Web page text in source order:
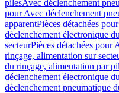
pilesAvec déclenchement
pour Avec déclenchement
apparentPièces détachées
déclenchement électronique
secteurPièces détachées pour
rinçage, alimentation sur
du rinçage, alimentation par
déclenchement électronique
déclenchement pneumatique